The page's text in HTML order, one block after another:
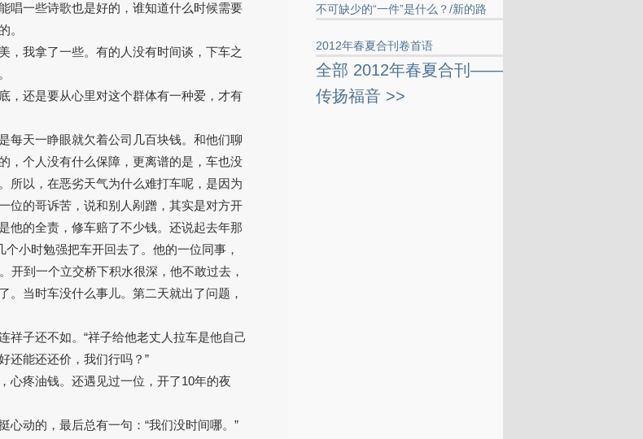
一些诗歌也是好的，谁知道什么时候需要
。
，我拿了一些。有的人没有时间谈，下车之
，还是要从心里对这个群体有一种爱，才有
每天一睁眼就欠着公司几百块钱。和他们聊
，个人没有什么保障，更离谱的是，车也没
以，在恶劣天气为什么难打车呢，是因为
位的哥诉苦，说和别人剐蹭，其实是对方开
他的全责，修车赔了不少钱。还说起去年那
小时勉强把车开回去了。他的一位同事，
开到一个立交桥下积水很深，他不敢过去，
。当时车没什么事儿。第二天就出了问题，
祥子还不如。“祥子给他老丈人拉车是他自己
还能还还价，我们行吗？”
心疼油钱。还遇见过一位，开了10年的夜
动的，最后总有一句：“我们没时间哪。”
不可缺少的“一件”是什么？/新的路
2012年春夏合刊卷首语
全部 2012年春夏合刊——
传扬福音 >>